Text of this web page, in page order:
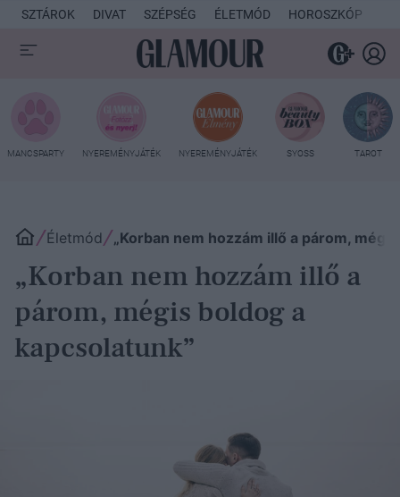
SZTÁROK DIVAT SZÉPSÉG ÉLETMÓD HOROSZKÓP
MANCSPARTY NYEREMÉNYJÁTÉK NYEREMÉNYJÁTÉK SYOSS TAROT
Életmód „Korban nem hozzám illő a párom,
„Korban nem hozzám illő a
párom, mégis boldog a
kapcsolatunk”